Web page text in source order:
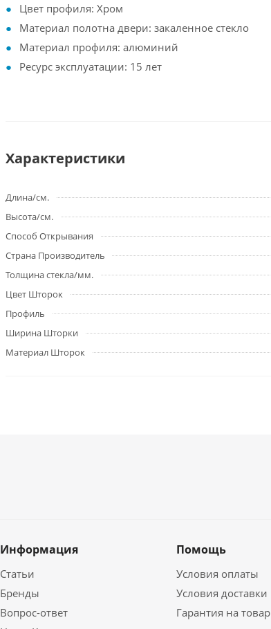
Цвет профиля: Хром
Материал полотна двери: закаленное стекло
Материал профиля: алюминий
Ресурс эксплуатации: 15 лет
Характеристики
Длина/см.
Высота/см.
Способ Открывания
Страна Производитель
Толщина стекла/мм.
Цвет Шторок
Профиль
Ширина Шторки
Материал Шторок
Информация
Статьи
Бренды
Вопрос-ответ
Помощь
Условия оплаты
Условия доставки
Гарантия на товар